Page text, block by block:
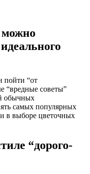
пойти “от
“вредные советы”
обычных
самых популярных
в выборе цветочных
“дорого-